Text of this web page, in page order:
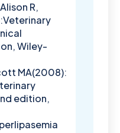
R,
Wiley-
MA(2008):
edition,